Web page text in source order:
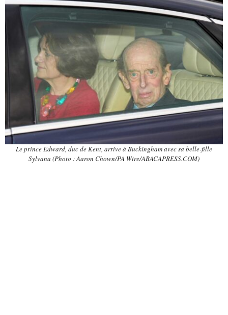
Le prince Edward, duc de Kent, arrive à Buckingham avec sa belle-fille
Sylvana (Photo : Aaron Chown/PA Wire/ABACAPRESS.COM)